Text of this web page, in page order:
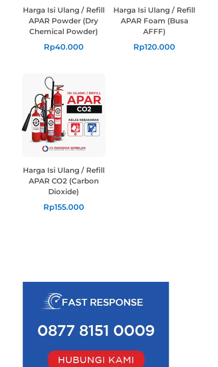
Harga Isi Ulang / Refill
APAR Powder (Dry
Chemical Powder)
Rp40.000
Harga Isi Ulang / Refill
APAR Foam (Busa
AFFF)
Rp120.000
Harga Isi Ulang / Refill
APAR CO2 (Carbon
Dioxide)
Rp155.000